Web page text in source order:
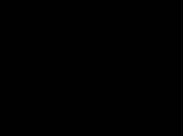
казахстанских
искусственному